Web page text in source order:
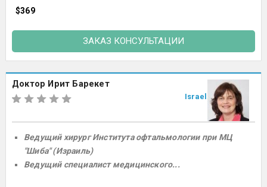
$369
ЗАКАЗ КОНСУЛЬТАЦИИ
Доктор Ирит Барекет
Israel
Ведущий хирург Института офтальмологии при МЦ
"Шиба" (Израиль)
Ведущий специалист медицинского...